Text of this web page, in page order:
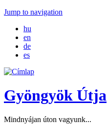
Jump to navigation
hu
en
de
es
Gyöngyök Útja
Mindnyájan úton vagyunk...